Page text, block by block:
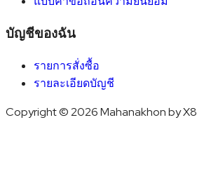
บัญชีของฉัน
รายการสั่งซื้อ
รายละเอียดบัญชี
Copyright © 2026 Mahanakhon by X8